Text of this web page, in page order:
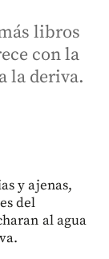
libros
con la
la deriva.
y ajenas,
del
al agua